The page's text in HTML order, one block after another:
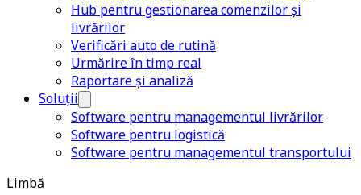
Hub pentru gestionarea comenzilor și
livrărilor
Verificări auto de rutină
Urmărire în timp real
Raportare și analiză
Soluții
Software pentru managementul livrărilor
Software pentru logistică
Software pentru managementul transportului
Limbă